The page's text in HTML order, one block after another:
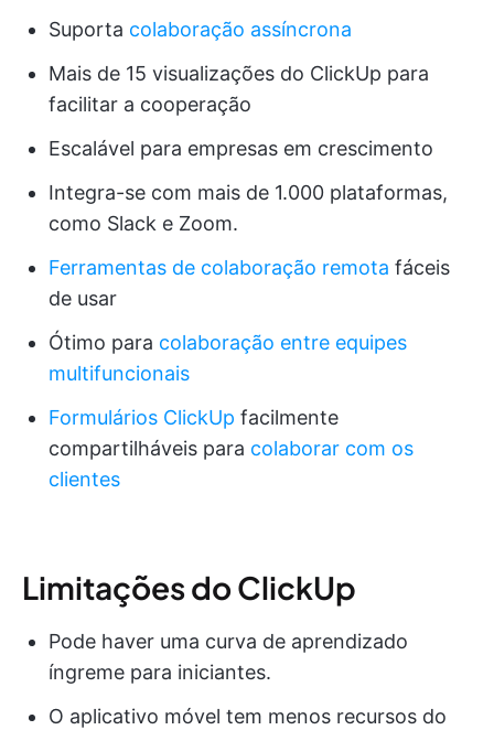
Suporta colaboração assíncrona
Mais de 15 visualizações do ClickUp para
facilitar a cooperação
Escalável para empresas em crescimento
Integra-se com mais de 1.000 plataformas,
como Slack e Zoom.
Ferramentas de colaboração remota fáceis
de usar
Ótimo para colaboração entre equipes
multifuncionais
Formulários ClickUp facilmente
compartilháveis para colaborar com os
clientes
Limitações do ClickUp
Pode haver uma curva de aprendizado
íngreme para iniciantes.
O aplicativo móvel tem menos recursos do